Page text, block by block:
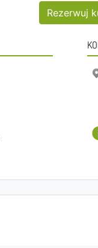
Rezerwuj